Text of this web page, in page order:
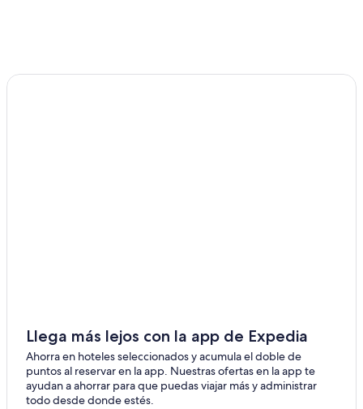
Llega más lejos con la app de Expedia
Ahorra en hoteles seleccionados y acumula el doble de
puntos al reservar en la app. Nuestras ofertas en la app te
ayudan a ahorrar para que puedas viajar más y administrar
todo desde donde estés.